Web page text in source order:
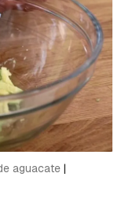
aguacate |